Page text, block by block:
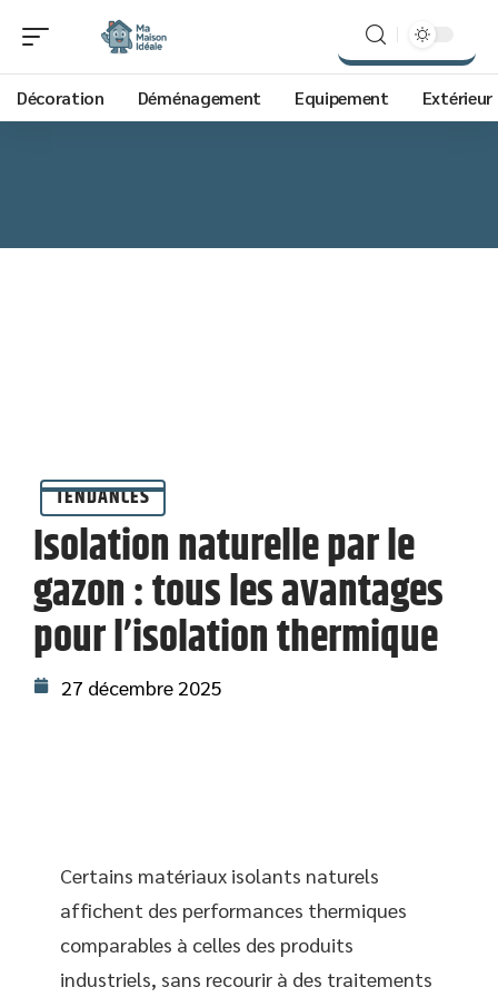
Décoration Déménagement Equipement Extérieur
TENDANCES
Isolation naturelle par le
gazon : tous les avantages
pour l’isolation thermique
27 décembre 2025
Certains matériaux isolants naturels
affichent des performances thermiques
comparables à celles des produits
industriels, sans recourir à des traitements